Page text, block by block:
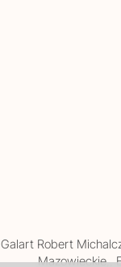
Galart Robert
Mazowieckie,,